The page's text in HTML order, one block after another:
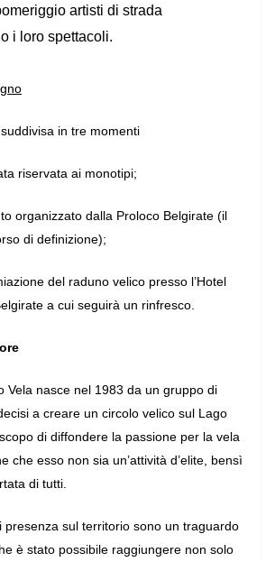
artisti di strada
i loro spettacoli.
in tre momenti
riservata ai monotipi;
organizzato dalla Proloco Belgirate (il
di definizione);
del raduno velico presso l’Hotel
a cui seguirà un rinfresco.
Vela nasce nel 1983 da un gruppo di
a creare un circolo velico sul Lago
di diffondere la passione per la vela
che esso non sia un’attività d’elite, bensì
di tutti.
presenza sul territorio sono un traguardo
è stato possibile raggiungere non solo